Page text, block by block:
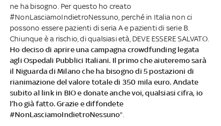
ne ha bisogno. Per questo ho creato
#NonLasciamoIndietroNessuno, perché in Italia non ci
possono essere pazienti di seria A e pazienti di serie B.
Chiunque è a rischio, di qualsiasi età, DEVE ESSERE SALVATO.
Ho deciso di aprire una campagna crowdfunding legata
agli Ospedali Pubblici Italiani. Il primo che aiuteremo sarà
il Niguarda di Milano che ha bisogno di 5 postazioni di
rianimazione del valore totale di 350 mila euro. Andate
subito al link in BIO e donate anche voi, qualsiasi cifra, io
l’ho già fatto. Grazie e diffondete
#NonLasciamoIndietroNessuno".